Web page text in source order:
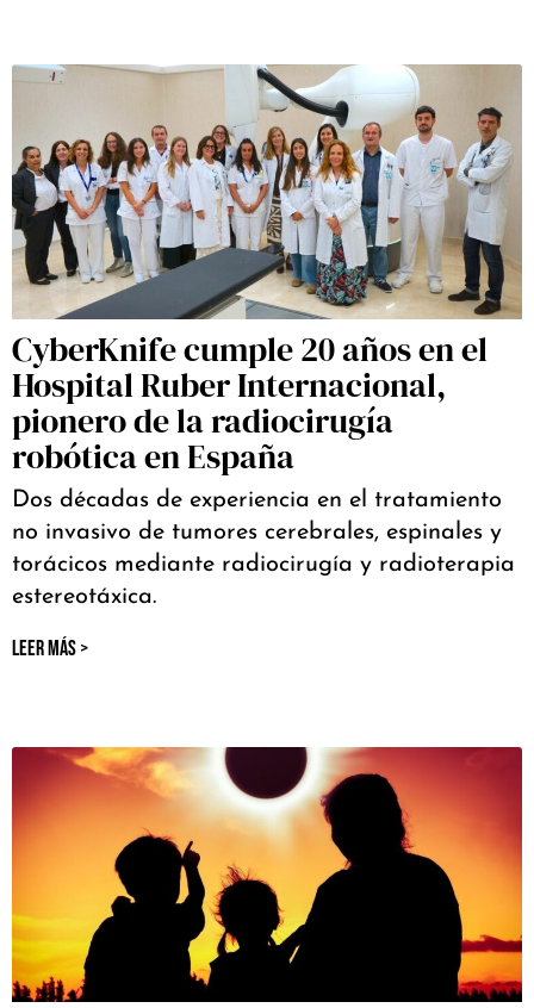
CyberKnife cumple 20 años en el
Hospital Ruber Internacional,
pionero de la radiocirugía
robótica en España
Dos décadas de experiencia en el tratamiento
no invasivo de tumores cerebrales, espinales y
torácicos mediante radiocirugía y radioterapia
estereotáxica.
LEER MÁS >